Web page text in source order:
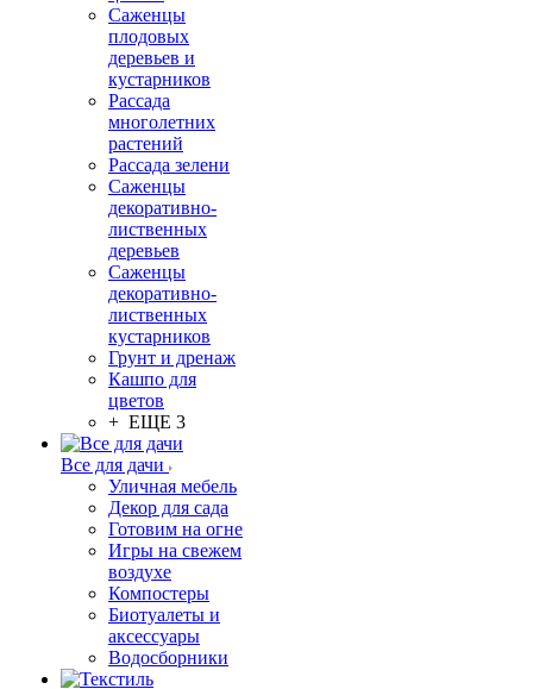
Саженцы
плодовых
деревьев и
кустарников
Рассада
многолетних
растений
Рассада зелени
Саженцы
декоративно-
лиственных
деревьев
Саженцы
декоративно-
лиственных
кустарников
Грунт и дренаж
Кашпо для
цветов
+ ЕЩЕ 3
Все для дачи
Уличная мебель
Декор для сада
Готовим на огне
Игры на свежем
воздухе
Компостеры
Биотуалеты и
аксессуары
Водосборники